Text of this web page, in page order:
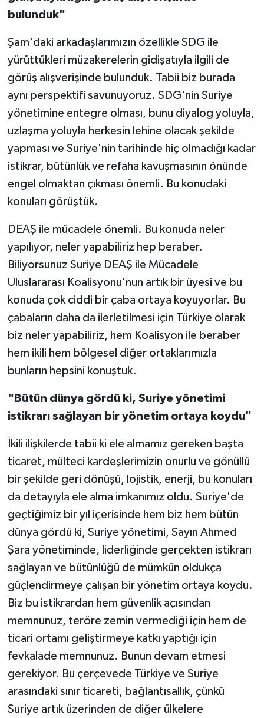
bulunduk"
Şam'daki arkadaşlarımızın özellikle SDG ile
yürüttükleri müzakerelerin gidişatıyla ilgili de
görüş alışverişinde bulunduk. Tabii biz burada
aynı perspektifi savunuyoruz. SDG'nin Suriye
yönetimine entegre olması, bunu diyalog yoluyla,
uzlaşma yoluyla herkesin lehine olacak şekilde
yapması ve Suriye'nin tarihinde hiç olmadığı kadar
istikrar, bütünlük ve refaha kavuşmasının önünde
engel olmaktan çıkması önemli. Bu konudaki
konuları görüştük.
DEAŞ ile mücadele önemli. Bu konuda neler
yapılıyor, neler yapabiliriz hep beraber.
Biliyorsunuz Suriye DEAŞ ile Mücadele
Uluslararası Koalisyonu'nun artık bir üyesi ve bu
konuda çok ciddi bir çaba ortaya koyuyorlar. Bu
çabaların daha da ilerletilmesi için Türkiye olarak
biz neler yapabiliriz, hem Koalisyon ile beraber
hem ikili hem bölgesel diğer ortaklarımızla
bunların hepsini konuştuk.
"Bütün dünya gördü ki, Suriye yönetimi
istikrarı sağlayan bir yönetim ortaya koydu"
İkili ilişkilerde tabii ki ele almamız gereken başta
ticaret, mülteci kardeşlerimizin onurlu ve gönüllü
bir şekilde geri dönüşü, lojistik, enerji, bu konuları
da detayıyla ele alma imkanımız oldu. Suriye'de
geçtiğimiz bir yıl içerisinde hem biz hem bütün
dünya gördü ki, Suriye yönetimi, Sayın Ahmed
Şara yönetiminde, liderliğinde gerçekten istikrarı
sağlayan ve bütünlüğü de mümkün oldukça
güçlendirmeye çalışan bir yönetim ortaya koydu.
Biz bu istikrardan hem güvenlik açısından
memnunuz, teröre zemin vermediği için hem de
ticari ortamı geliştirmeye katkı yaptığı için
fevkalade memnunuz. Bunun devam etmesi
gerekiyor. Bu çerçevede Türkiye ve Suriye
arasındaki sınır ticareti, bağlantısallık, çünkü
Suriye artık üzerinden de diğer ülkelere